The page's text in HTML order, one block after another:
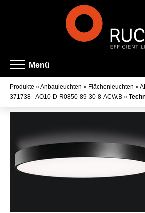
Menü
Produkte »Anbauleuchten » Flächenleuchten »
371738 - AO10-D-R0850-89-30-8-ACW.B »